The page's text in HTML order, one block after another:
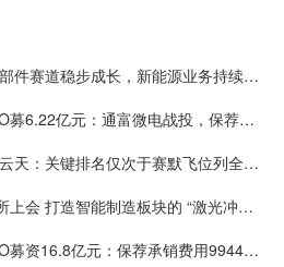
艾斯迪IPO 铝铸零部件赛道稳步成长，新能源业务持续扩容
杰理科技北交所IPO募6.22亿元：通富微电战投，保荐承销费3774万元，保代业敬轩、李鸿仁或可拿奖金
生物试剂破局者碧云天：关键排名仅次于赛默飞位列全球第二，4700余篇CNS及子刊论文标注使用公司产品
森峰激光IPO北交所上会 打造智能制造板块的 “激光冲击波”
超纯应材创业板IPO募资16.8亿元：保荐承销费用9944万元 保代袁琳翕、张冠峰或可拿奖金